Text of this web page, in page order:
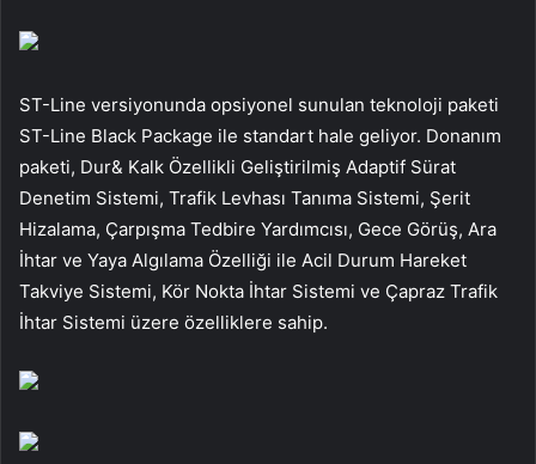
ST-Line versiyonunda opsiyonel sunulan teknoloji paketi
ST-Line Black Package ile standart hale geliyor. Donanım
paketi, Dur& Kalk Özellikli Geliştirilmiş Adaptif Sürat
Denetim Sistemi, Trafik Levhası Tanıma Sistemi, Şerit
Hizalama, Çarpışma Tedbire Yardımcısı, Gece Görüş, Ara
İhtar ve Yaya Algılama Özelliği ile Acil Durum Hareket
Takviye Sistemi, Kör Nokta İhtar Sistemi ve Çapraz Trafik
İhtar Sistemi üzere özelliklere sahip.